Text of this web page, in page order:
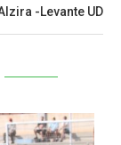
-Levante UD